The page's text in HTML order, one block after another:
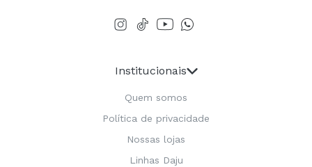
Institucionais
Quem somos
Política de privacidade
Nossas lojas
Linhas Daju